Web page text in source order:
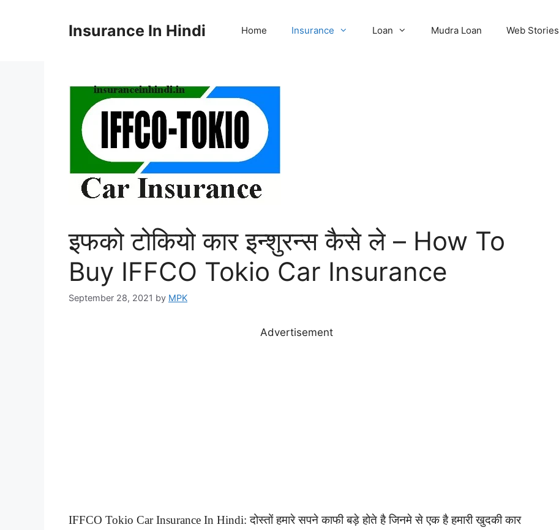
Insurance In Hindi Home Insurance Loan Mudra Loan Web Stories
इफको टोकियो कार इन्शुरन्स कैसे ले – How To
Buy IFFCO Tokio Car Insurance
September 28, 2021 by MPK
Advertisement
IFFCO Tokio Car Insurance In Hindi: दोस्तों हमारे सपने काफी बड़े होते है जिनमे से एक है हमारी खुदकी कार